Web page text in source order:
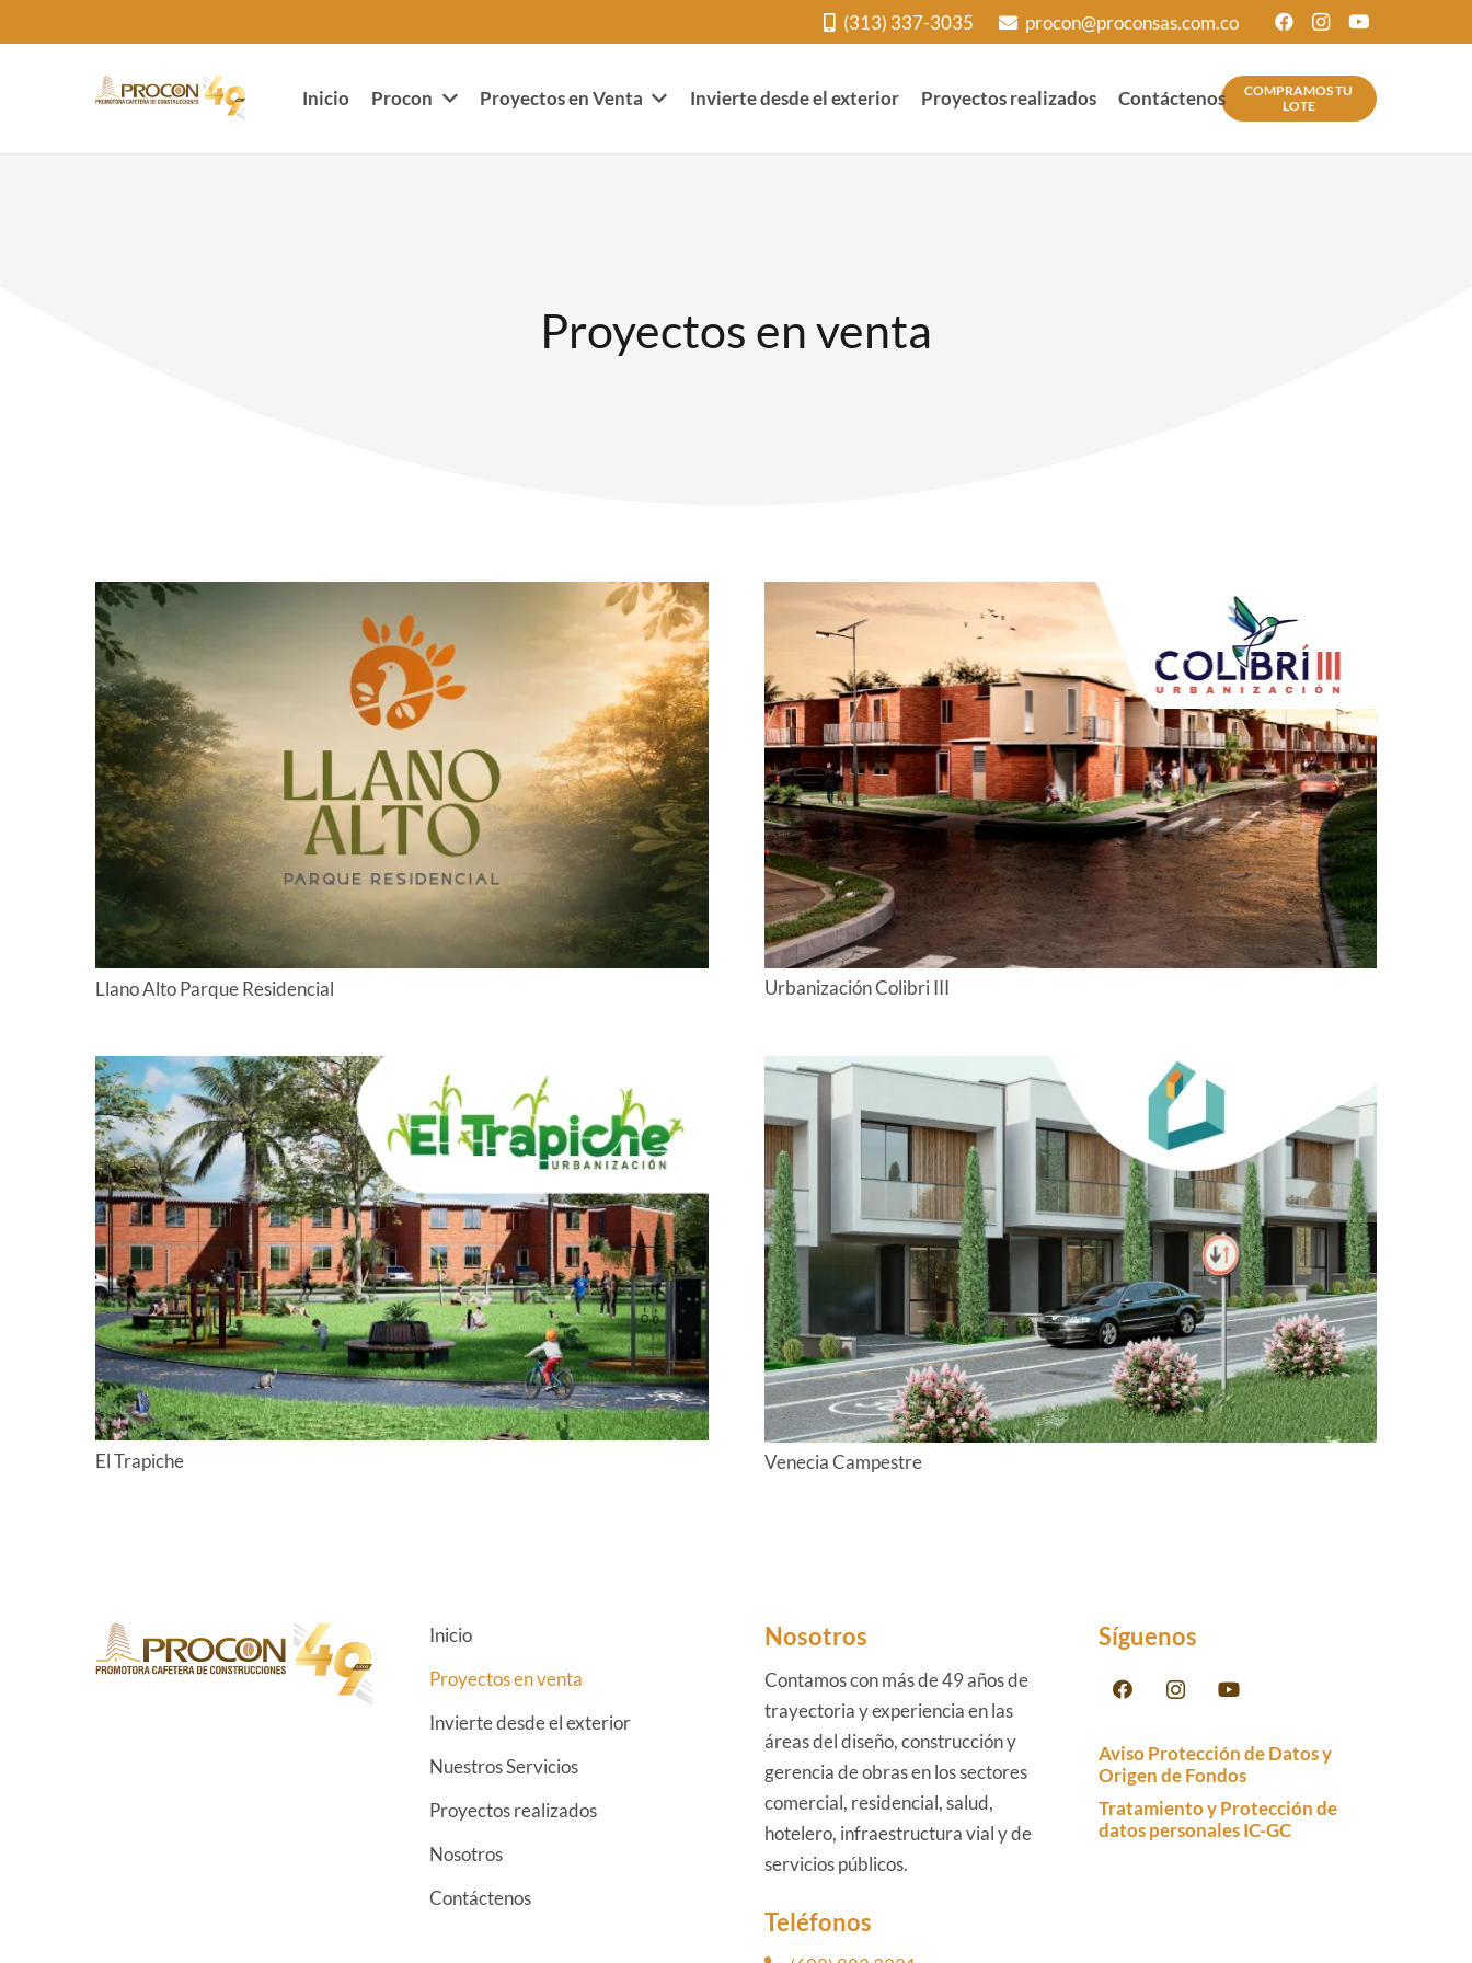
(313) 337-3035 procon@proconsas.com.co
Inicio Procon Proyectos en Venta Invierte desde el exterior Proyectos realizados Contáctenos
COMPRAMOS TU
LOTE
Proyectos en venta
Llano Alto Parque Residencial Urbanización Colibri III
El Trapiche Venecia Campestre
Inicio
Proyectos en venta
Invierte desde el exterior
Nuestros Servicios
Proyectos realizados
Nosotros
Contáctenos
Nosotros
Contamos con más de 49 años de
trayectoria y experiencia en las
áreas del diseño, construcción y
gerencia de obras en los sectores
comercial, residencial, salud,
hotelero, infraestructura vial y de
servicios públicos.
Teléfonos
Síguenos
Aviso Protección de Datos y
Origen de Fondos
Tratamiento y Protección de
datos personales IC-GC